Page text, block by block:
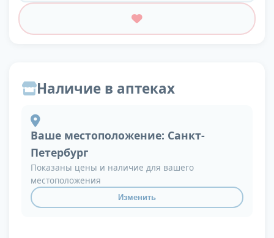
Наличие в аптеках
Ваше местоположение: Санкт-
Петербург
Показаны цены и наличие для вашего
местоположения
Изменить